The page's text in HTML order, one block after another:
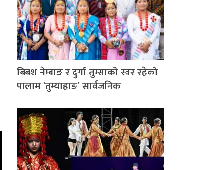
बिबश नेम्बाङ र दुर्गा तुम्साको स्वर रहेको
पालाम `तुम्याहाङ´ सार्वजनिक